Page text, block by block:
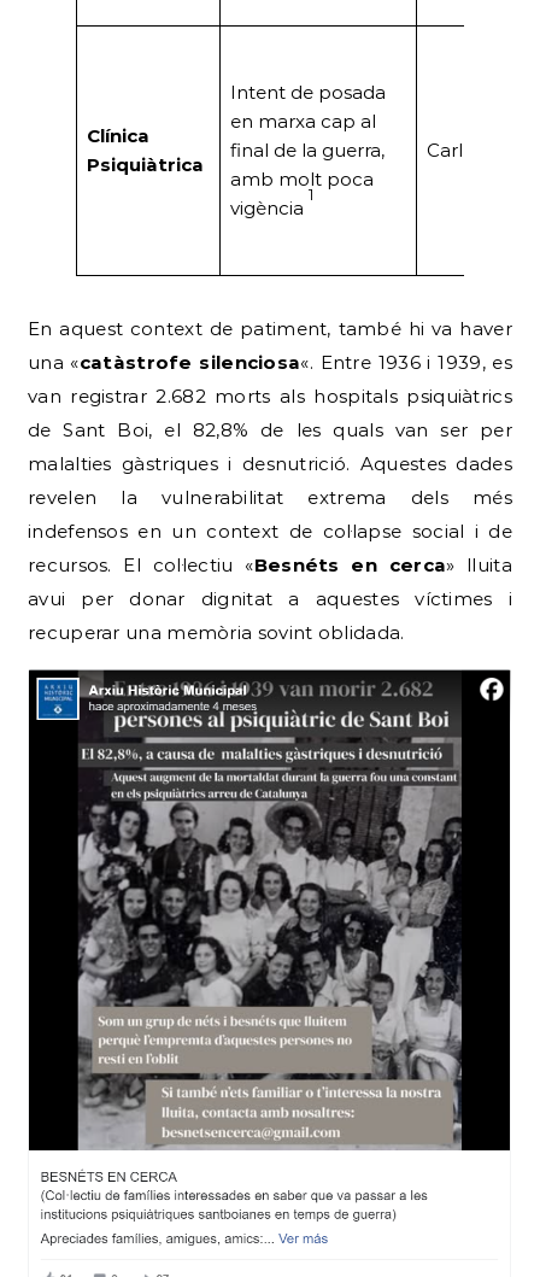
Clínica
Psiquiàtrica
Intent de posada
en marxa cap al
final de la guerra,
amb molt poca
vigència
1
Carles Serret
En aquest context de patiment, també hi va haver
una «catàstrofe silenciosa«. Entre 1936 i 1939, es
van registrar 2.682 morts als hospitals psiquiàtrics
de Sant Boi, el 82,8% de les quals van ser per
malalties gàstriques i desnutrició. Aquestes dades
revelen la vulnerabilitat extrema dels més
indefensos en un context de col·lapse social i de
recursos. El col·lectiu «Besnéts en cerca» lluita
avui per donar dignitat a aquestes víctimes i
recuperar una memòria sovint oblidada.